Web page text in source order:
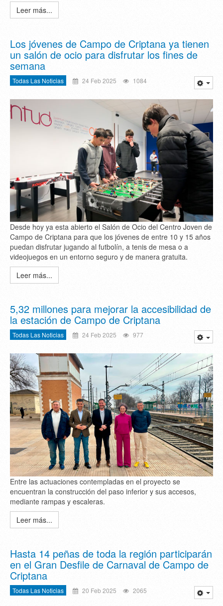
Leer más...
Los jóvenes de Campo de Criptana ya tienen
un salón de ocio para disfrutar los fines de
semana
Todas Las Noticias 24 Feb 2025 1084
Desde hoy ya esta abierto el Salón de Ocio del Centro Joven de
Campo de Criptana para que los jóvenes de entre 10 y 15 años
puedan disfrutar jugando al futbolín, a tenis de mesa o a
videojuegos en un entorno seguro y de manera gratuita.
Leer más...
5,32 millones para mejorar la accesibilidad de
la estación de Campo de Criptana
Todas Las Noticias 24 Feb 2025 977
Entre las actuaciones contempladas en el proyecto se
encuentran la construcción del paso inferior y sus accesos,
mediante rampas y escaleras.
Leer más...
Hasta 14 peñas de toda la región participarán
en el Gran Desfile de Carnaval de Campo de
Criptana
Todas Las Noticias 20 Feb 2025 2065